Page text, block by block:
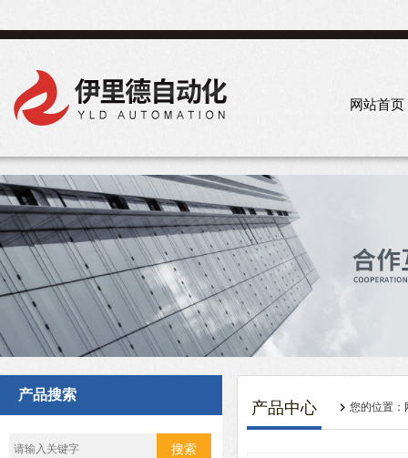
网站首页
产品搜索
产品中心 您的位置：